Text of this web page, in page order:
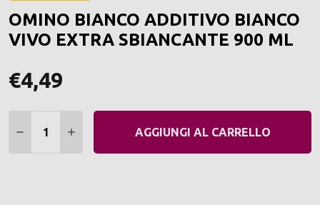
DEI
OMINO BIANCO ADDITIVO BIANCO
VIVO EXTRA SBIANCANTE 900 ML
€4,49
DIMINUIRE QUANTITÀ:
AUMENTARE QUANTITÀ:
AGGIUNGI AL CARRELLO